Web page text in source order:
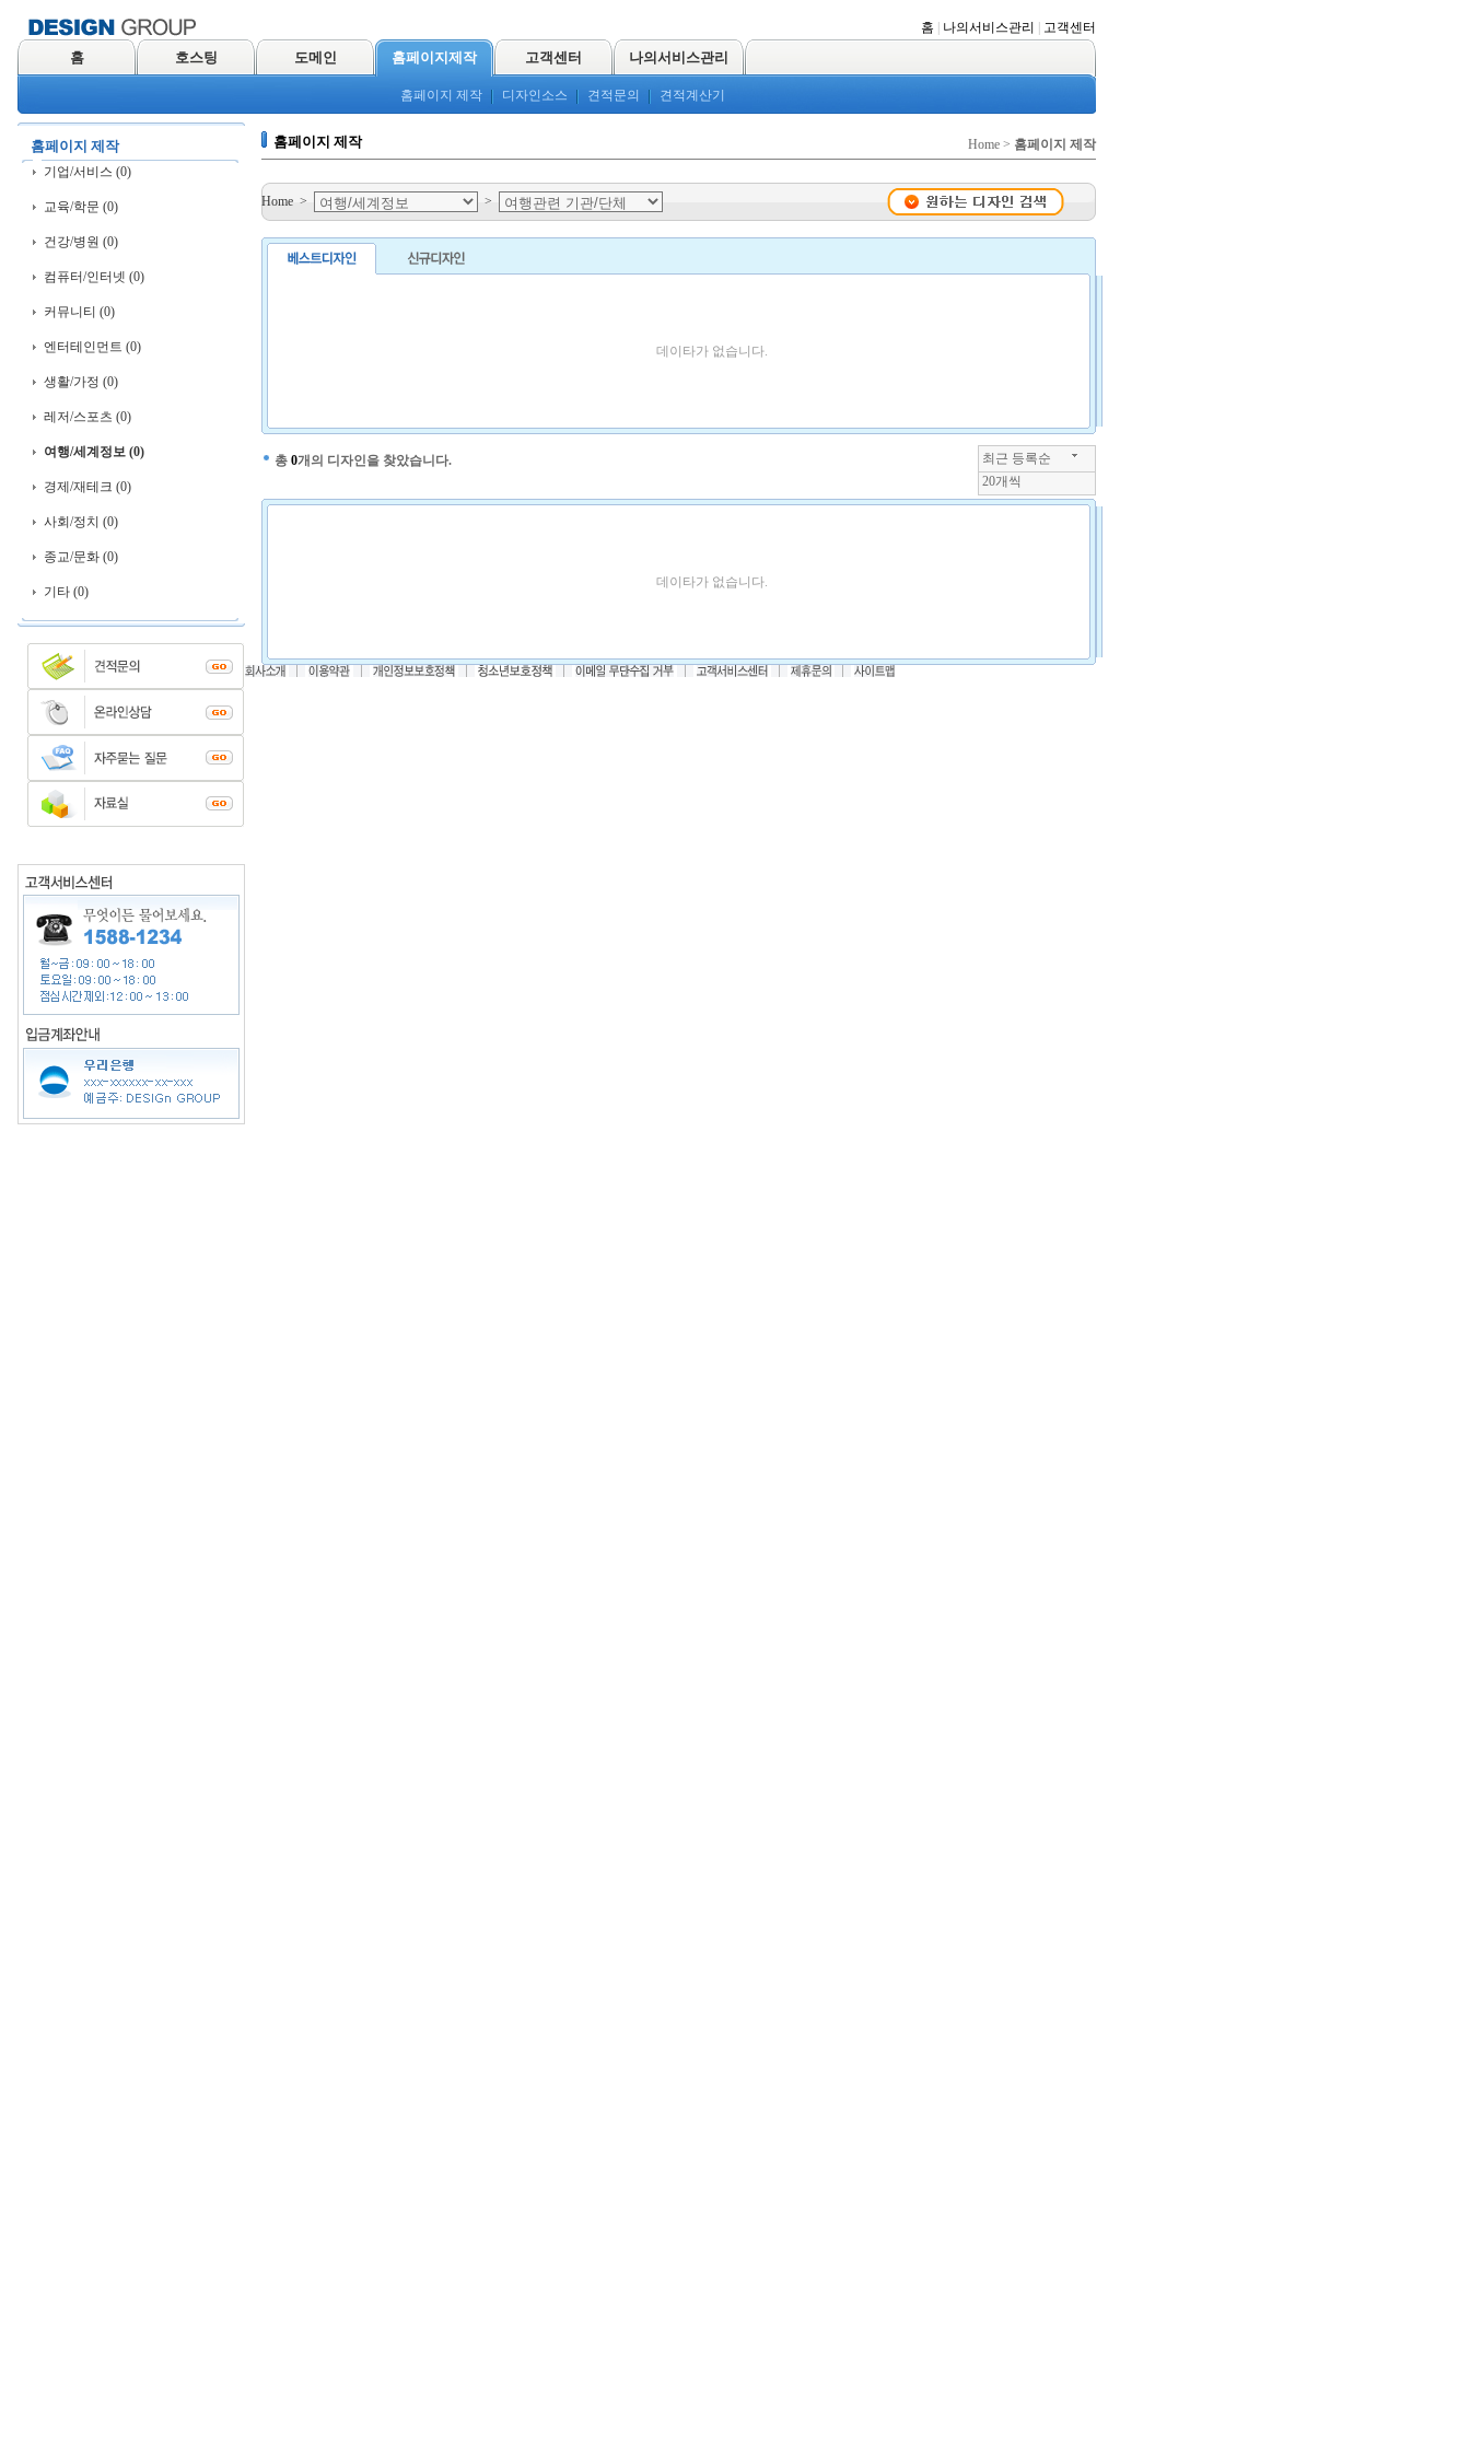
홈 나의서비스관리 고객센터
홈 호스팅 도메인 홈페이지제작 고객센터 나의서비스관리
홈페이지 제작 디자인소스 견적문의 견적계산기
홈페이지 제작
기업/서비스 (0)
교육/학문 (0)
건강/병원 (0)
컴퓨터/인터넷 (0)
커뮤니티 (0)
엔터테인먼트 (0)
생활/가정 (0)
레저/스포츠 (0)
여행/세계정보 (0)
경제/재테크 (0)
사회/정치 (0)
종교/문화 (0)
기타 (0)
홈페이지 제작 Home > 홈페이지 제작
Home > >
데이타가 없습니다.
총 0개의 디자인을 찾았습니다.
최근 등록순
20개씩
데이타가 없습니다.